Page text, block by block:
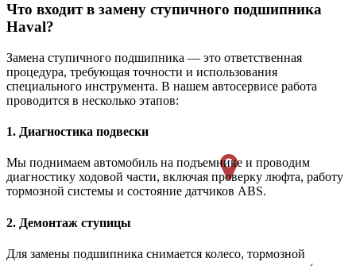
Что входит в замену ступичного подшипника
Haval?
Замена ступичного подшипника — это ответственная
процедура, требующая точности и использования
специального инструмента. В нашем автосервисе работа
проводится в несколько этапов:
1. Диагностика подвески
Мы поднимаем автомобиль на подъемнике и проводим
диагностику ходовой части, включая проверку люфта, работу
тормозной системы и состояние датчиков ABS.
2. Демонтаж ступицы
Для замены подшипника снимается колесо, тормозной